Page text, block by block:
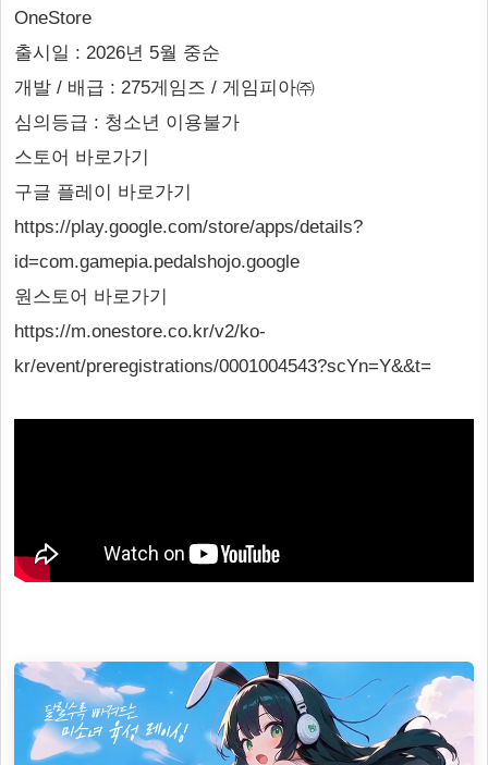
OneStore
출시일 : 2026년 5월 중순
개발 / 배급 : 275게임즈 / 게임피아㈜
심의등급 : 청소년 이용불가
스토어 바로가기
구글 플레이 바로가기
https://play.google.com/store/apps/details?
id=com.gamepia.pedalshojo.google
원스토어 바로가기
https://m.onestore.co.kr/v2/ko-
kr/event/preregistrations/0001004543?scYn=Y&&t=